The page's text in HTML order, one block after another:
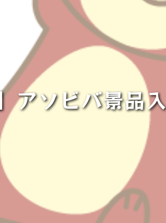
アソビバ景品